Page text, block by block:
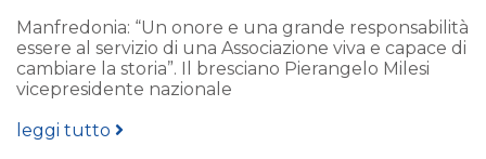
Manfredonia: “Un onore e una grande responsabilità
essere al servizio di una Associazione viva e capace di
cambiare la storia”. Il bresciano Pierangelo Milesi
vicepresidente nazionale
leggi tutto